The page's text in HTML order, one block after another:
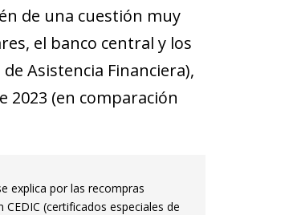
de una cuestión muy
el banco central y los
Asistencia Financiera),
2023 (en comparación
explica por las recompras
(certificados especiales de